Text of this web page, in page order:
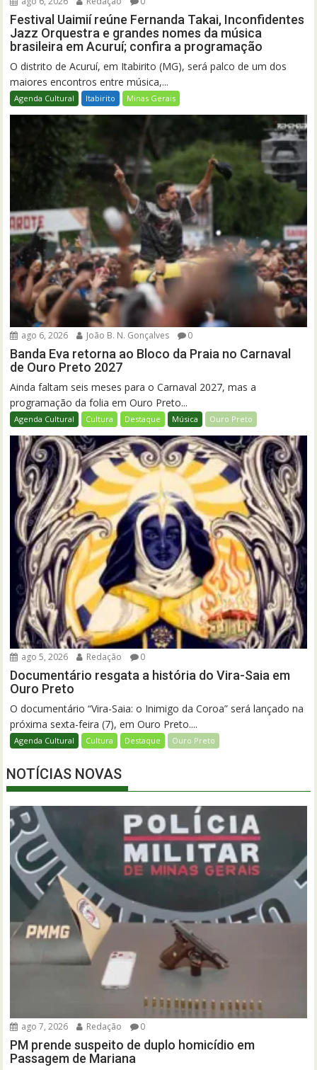
Festival Uaimií reúne Fernanda Takai, Inconfidentes
Jazz Orquestra e grandes nomes da música
brasileira em Acuruí; confira a programação
O distrito de Acuruí, em Itabirito (MG), será palco de um dos
maiores encontros entre música,...
Agenda Cultural Itabirito Minas Gerais
ago 6, 2026 João B. N. Gonçalves 0
Banda Eva retorna ao Bloco da Praia no Carnaval
de Ouro Preto 2027
Ainda faltam seis meses para o Carnaval 2027, mas a
programação da folia em Ouro Preto...
Agenda Cultural Cultura Destaque Música Ouro Preto
ago 5, 2026 Redação 0
Documentário resgata a história do Vira-Saia em
Ouro Preto
O documentário “Vira-Saia: o Inimigo da Coroa” será lançado na
próxima sexta-feira (7), em Ouro Preto....
Agenda Cultural Cultura Destaque Ouro Preto
NOTÍCIAS NOVAS
ago 7, 2026 Redação 0
PM prende suspeito de duplo homicídio em
Passagem de Mariana